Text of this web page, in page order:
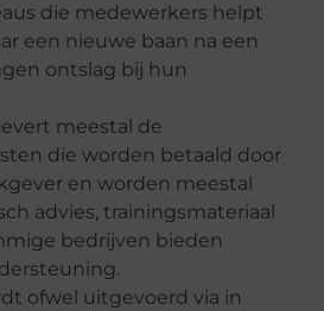
die medewerkers helpt
een nieuwe baan na een
ontslag bij hun
meestal de
die worden betaald door
en worden meestal
advies, trainingsmateriaal
bedrijven bieden
ofwel uitgevoerd via in